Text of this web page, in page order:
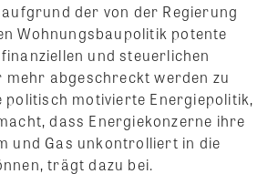
der von der Regierung
Wohnungsbaupolitik potente
und steuerlichen
mehr abgeschreckt werden zu
politisch motivierte Energiepolitik,
dass Energiekonzerne ihre
und Gas unkontrolliert in die
trägt dazu bei.